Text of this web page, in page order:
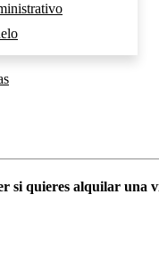
si quieres alquilar una